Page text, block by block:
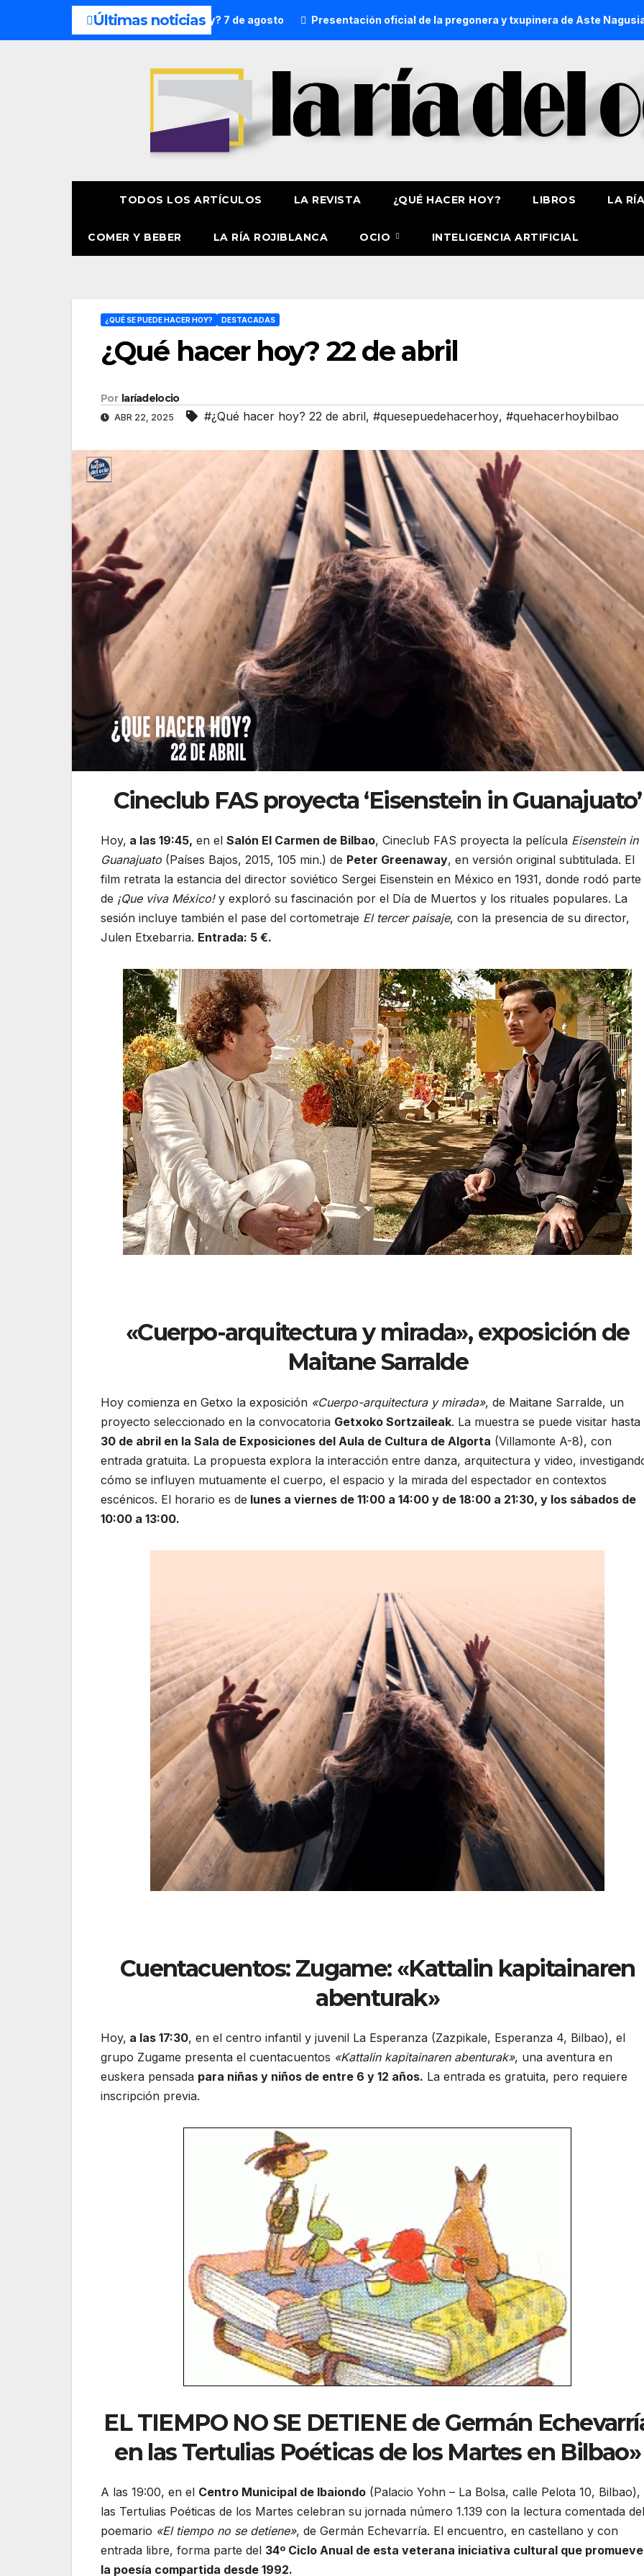
Últimas noticias
¿Qué hacer hoy? 7 de agosto Presentación oficial de la pregonera y txupinera de Aste Nagusia 2026 La
TODOS LOS ARTÍCULOS LA REVISTA ¿QUÉ HACER HOY? LIBROS LA
COMER Y BEBER LA RÍA ROJIBLANCA OCIO INTELIGENCIA ARTIFICIAL
¿QUÉ SE PUEDE HACER HOY? DESTACADAS
¿Qué hacer hoy? 22 de abril
Por laríadelocio
ABR 22, 2025 #¿Qué hacer hoy? 22 de abril, #quesepuedehacerhoy, #quehacerhoybilbao
Cineclub FAS proyecta ‘Eisenstein in Guanajuato’
Hoy, a las 19:45, en el Salón El Carmen de Bilbao, Cineclub FAS proyecta la película Eisenstein in
Guanajuato (Países Bajos, 2015, 105 min.) de Peter Greenaway, en versión original subtitulada. El
film retrata la estancia del director soviético Sergei Eisenstein en México en 1931, donde rodó parte
de ¡Que viva México!y exploró su fascinación por el Día de Muertos y los rituales populares. La
sesión incluye también el pase del cortometraje El tercer paisaje, con la presencia de su director,
Julen Etxebarria. Entrada: 5 €.
«Cuerpo-arquitectura y mirada», exposición de
Maitane Sarralde
Hoy comienza en Getxo la exposición «Cuerpo-arquitectura y mirada», de Maitane Sarralde, un
proyecto seleccionado en la convocatoria Getxoko Sortzaileak. La muestra se puede visitar hasta
30 de abril en la Sala de Exposiciones del Aula de Cultura de Algorta (Villamonte A-8), con
entrada gratuita. La propuesta explora la interacción entre danza, arquitectura y video,
cómo se influyen mutuamente el cuerpo, el espacio y la mirada del espectador en contextos
escénicos. El horario es de lunes a viernes de 11:00 a 14:00 y de 18:00 a 21:30, y los sábados de
10:00 a 13:00.
Cuentacuentos: Zugame: «Kattalin kapitainaren
abenturak»
Hoy, a las 17:30, en el centro infantil y juvenil La Esperanza (Zazpikale, Esperanza 4, Bilbao), el
grupo Zugame presenta el cuentacuentos «Kattalin kapitainaren abenturak», una aventura en
euskera pensada para niñas y niños de entre 6 y 12 años. La entrada es gratuita, pero requiere
inscripción previa.
EL TIEMPO NO SE DETIENE de Germán
en las Tertulias Poéticas de los Martes en Bilbao»
A las 19:00, en el Centro Municipal de Ibaiondo (Palacio Yohn – La Bolsa, calle Pelota 10, Bilbao),
las Tertulias Poéticas de los Martes celebran su jornada número 1.139 con la lectura comentada del
poemario «El tiempo no se detiene», de Germán Echevarría. El encuentro, en castellano y con
entrada libre, forma parte del 34º Ciclo Anual de esta veterana iniciativa cultural que promueve
la poesía compartida desde 1992.